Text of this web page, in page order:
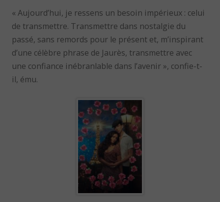
« Aujourd’hui, je ressens un besoin impérieux : celui
de transmettre. Transmettre dans nostalgie du
passé, sans remords pour le présent et, m’inspirant
d’une célèbre phrase de Jaurès, transmettre avec
une confiance inébranlable dans l’avenir », confie-t-
il, ému.